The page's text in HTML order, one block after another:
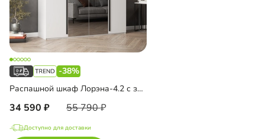
-38%
Распашной шкаф Лорэна-4.2 с зеркалом
34 590 55 790
Доступно для доставки